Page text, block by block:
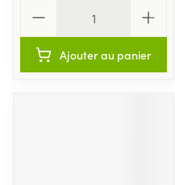
Ajouter au panier